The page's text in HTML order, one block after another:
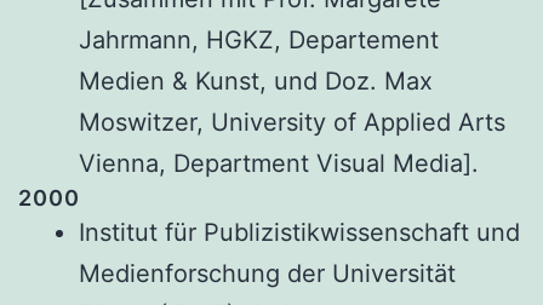
Jahrmann, HGKZ, Departement
Medien & Kunst, und Doz. Max
Moswitzer, University of Applied Arts
Vienna, Department Visual Media].
2000
Institut für Publizistikwissenschaft und
Medienforschung der Universität